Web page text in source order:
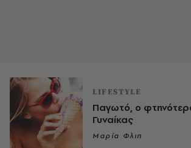
LIFESTYLE
Παγωτό, ο
Γυναίκας
Μαρία Φλιπ